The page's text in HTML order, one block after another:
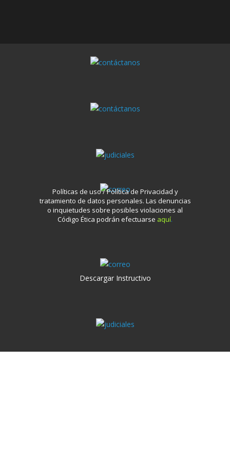
Políticas de uso / Política de Privacidad y
tratamiento de datos personales. Las denuncias
o inquietudes sobre posibles violaciones al
Código Ética podrán efectuarse aquí.
Descargar Instructivo